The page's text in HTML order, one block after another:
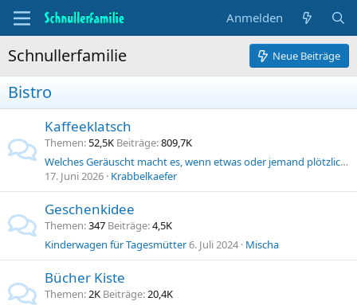
Anmelden
Schnullerfamilie Neue Beiträge
Bistro
Kaffeeklatsch
Themen 52,5K Beiträge 809,7K
Welches Geräuscht macht es, wenn etwas oder jemand plötzlich verschwindet!?
17. Juni 2026 Krabbelkaefer
Geschenkidee
Themen 347 Beiträge 4,5K
Kinderwagen für Tagesmütter6. Juli 2024 Mischa
Bücher Kiste
Themen 2K Beiträge 20,4K